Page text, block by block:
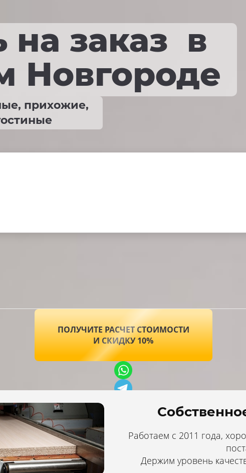
на заказ в
Новгороде
прихожие,
ПОЛУЧИТЕ РАСЧЕТ СТОИМОСТИ
И СКИДКУ 10%
По будням с 09:00 до 18:00
Работаем с 2011 года,
Держим уровень